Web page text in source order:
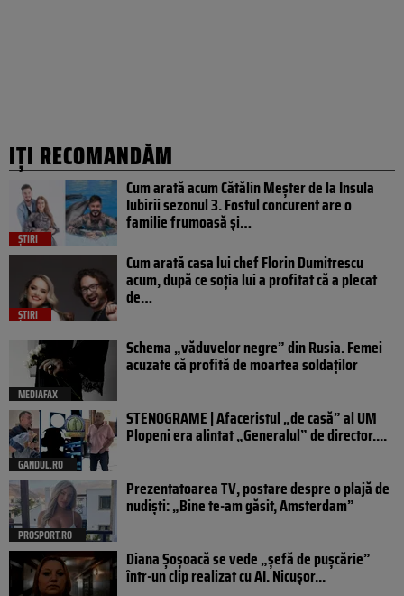
IȚI RECOMANDĂM
ȘTIRI
Cum arată acum Cătălin Meșter de la Insula
Iubirii sezonul 3. Fostul concurent are o
familie frumoasă și…
ȘTIRI
Cum arată casa lui chef Florin Dumitrescu
acum, după ce soția lui a profitat că a plecat
de…
MEDIAFAX
Schema „văduvelor negre” din Rusia. Femei
acuzate că profită de moartea soldaților
GANDUL.RO
STENOGRAME | Afaceristul „de casă” al UM
Plopeni era alintat „Generalul” de director....
PROSPORT.RO
Prezentatoarea TV, postare despre o plajă de
nudiști: „Bine te-am găsit, Amsterdam”
Diana Șoșoacă se vede „șefă de pușcărie”
într-un clip realizat cu AI. Nicușor...